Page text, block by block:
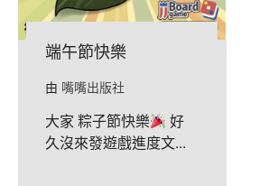
端午節快樂
由 嘴嘴出版社
大家 粽子節快樂
好
久沒來發遊戲進度文...